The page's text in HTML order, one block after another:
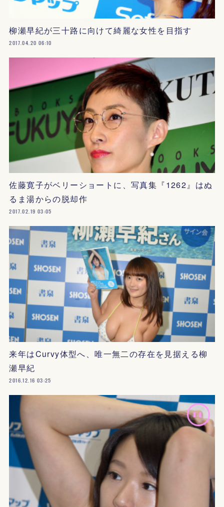
柳瀬早紀が三十路に向けて綺麗な女性を目指す
2017.04.20 06:10
佐藤寛子がベリーショートに、写真集『1262』はぬ
るま湯からの脱却作
2017.02.19 03:05
来年はCurvy体型へ、唯一無二の存在を見据える柳
瀬早紀
2016.12.16 03:25